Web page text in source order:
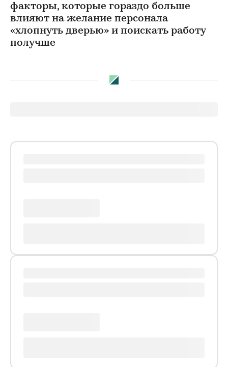
факторы, которые гораздо больше
влияют на желание персонала
«хлопнуть дверью» и поискать работу
получше